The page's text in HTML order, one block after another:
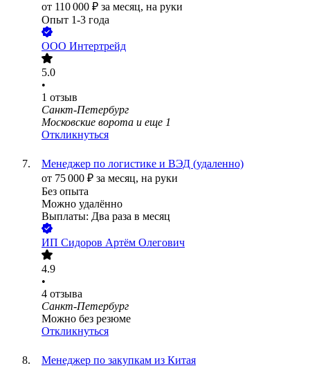
от 110 000 ₽ за месяц, на руки
Опыт 1-3 года
ООО Интертрейд
5.0
•
1 отзыв
Санкт-Петербург
Московские ворота и еще 1
Откликнуться
Менеджер по логистике и ВЭД (удаленно)
от 75 000 ₽ за месяц, на руки
Без опыта
Можно удалённо
Выплаты: Два раза в месяц
ИП Сидоров Артём Олегович
4.9
•
4 отзыва
Санкт-Петербург
Можно без резюме
Откликнуться
Менеджер по закупкам из Китая